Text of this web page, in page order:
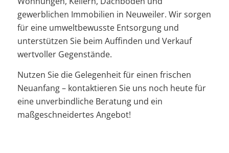
gewerblichen Immobilien in Neuweiler. Wir sorgen
für eine umweltbewusste Entsorgung und
unterstützen Sie beim Auffinden und Verkauf
wertvoller Gegenstände.
Nutzen Sie die Gelegenheit für einen frischen
Neuanfang – kontaktieren Sie uns noch heute für
eine unverbindliche Beratung und ein
maßgeschneidertes Angebot!